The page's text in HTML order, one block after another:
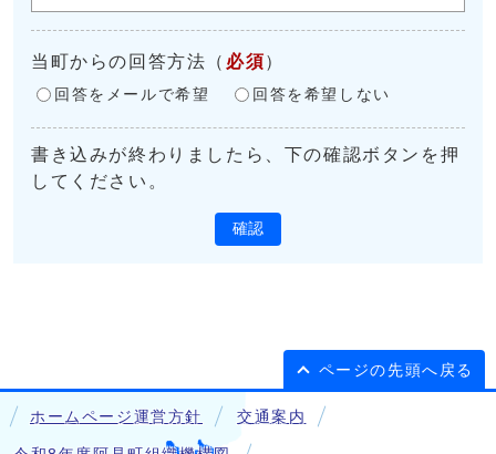
当町からの回答方法 （ 必須 ）
回答をメールで希望 回答を希望しない
書き込みが終わりましたら、下の確認ボタンを押
してください。
確認
ページの先頭へ戻る
ホームページ運営方針 交通案内